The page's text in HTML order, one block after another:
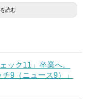
読む
ック11」卒業へ。
9（ニュース9）」